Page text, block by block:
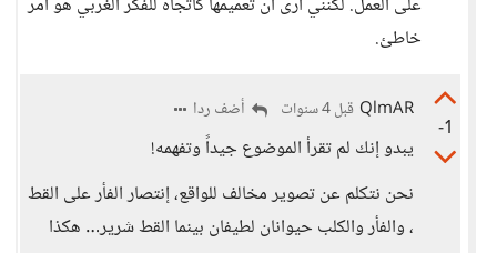
خاطئ.
-1
QlmAR قبل 4 سنوات أضف ردا
يبدو إنك لم تقرأ الموضوع جيداً وتفهمه!
نحن نتكلم عن تصوير مخالف للواقع، إنتصار الفأر على القط
، والفأر والكلب حيوانان لطيفان بينما القط شرير… هكذا